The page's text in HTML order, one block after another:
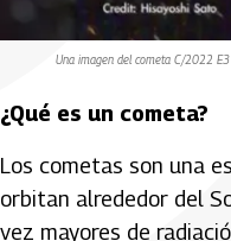
Una imagen del cometa C/2022 E3
¿Qué es un cometa?
Los cometas son una
orbitan alrededor del
vez mayores de